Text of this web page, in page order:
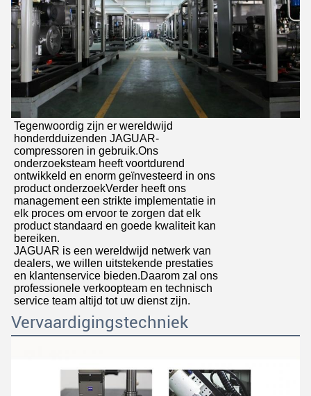
Tegenwoordig zijn er wereldwijd
honderdduizenden JAGUAR-
compressoren in gebruik.Ons
onderzoeksteam heeft voortdurend
ontwikkeld en enorm geïnvesteerd in ons
product onderzoekVerder heeft ons
management een strikte implementatie in
elk proces om ervoor te zorgen dat elk
product standaard en goede kwaliteit kan
bereiken.
JAGUAR is een wereldwijd netwerk van
dealers, we willen uitstekende prestaties
en klantenservice bieden.Daarom zal ons
professionele verkoopteam en technisch
service team altijd tot uw dienst zijn.
Vervaardigingstechniek